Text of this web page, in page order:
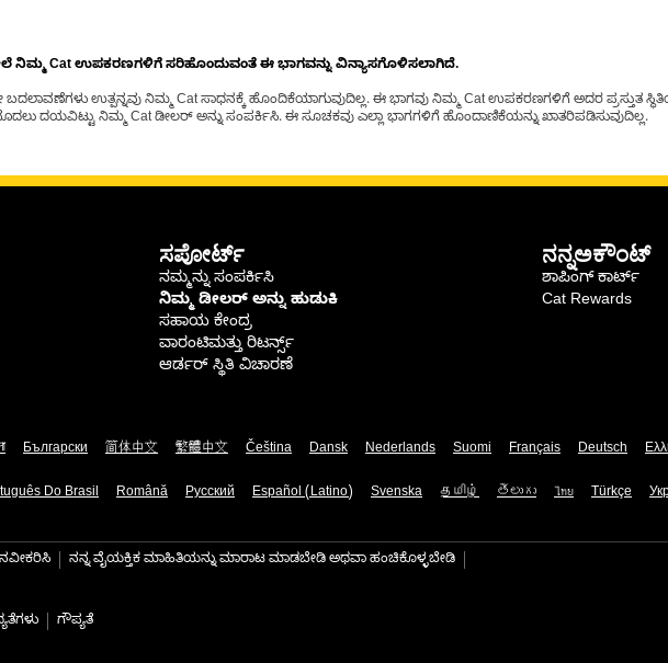
Cat ಉಪಕರಣಗಳಿಗೆ ಸರಿಹೊಂದುವಂತೆ ಈ ಭಾಗವನ್ನು ವಿನ್ಯಾಸಗೊಳಿಸಲಾಗಿದೆ.
ಉತ್ಪನ್ನವು ನಿಮ್ಮ Cat ಸಾಧನಕ್ಕೆ ಹೊಂದಿಕೆಯಾಗುವುದಿಲ್ಲ. ಈ ಭಾಗವು ನಿಮ್ಮ Cat ಉಪಕರಣಗಳಿಗೆ ಅದರ ಪ್ರಸ್ತುತ
ದಯವಿಟ್ಟು ನಿಮ್ಮ Cat ಡೀಲರ್ ಅನ್ನು ಸಂಪರ್ಕಿಸಿ. ಈ ಸೂಚಕವು ಎಲ್ಲಾ ಭಾಗಗಳಿಗೆ ಹೊಂದಾಣಿಕೆಯನ್ನು ಖಾತರಿಪಡಿಸುವುದಿಲ್ಲ.
ಸಪೋರ್ಟ್
ನಮ್ಮನ್ನು ಸಂಪರ್ಕಿಸಿ
ನಿಮ್ಮ ಡೀಲರ್ ಅನ್ನು ಹುಡುಕಿ
ಸಹಾಯ ಕೇಂದ್ರ
ವಾರಂಟಿಮತ್ತು ರಿಟರ್ನ್ಸ್
ಆರ್ಡರ್ ಸ್ಥಿತಿ ವಿಚಾರಣೆ
ನನ್ನಅಕೌಂಟ್
ಶಾಪಿಂಗ್ ಕಾರ್ಟ್
Cat Rewards
Български 简体中文 繁體中文 Čeština Dansk Nederlands Suomi Français Deutsch
Do Brasil Română Русский Español (Latino) Svenska தமிழ் తెలుగు ไทย Türkçe
ನವೀಕರಿಸಿ ನನ್ನ ವೈಯಕ್ತಿಕ ಮಾಹಿತಿಯನ್ನು ಮಾರಾಟ ಮಾಡಬೇಡಿ ಅಥವಾ ಹಂಚಿಕೊಳ್ಳಬೇಡಿ
ಗೌಪ್ಯತೆ